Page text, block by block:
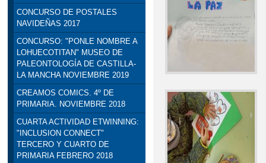
CONCURSO DE POSTALES
NAVIDEÑAS 2017
CONCURSO: "PONLE NOMBRE A
LOHUECOTITAN" MUSEO DE
PALEONTOLOGÍA DE CASTILLA-
LA MANCHA NOVIEMBRE 2019
CREAMOS COMICS. 4º DE
PRIMARIA. NOVIEMBRE 2018
CUARTA ACTIVIDAD ETWINNING:
"INCLUSION CONNECT"
TERCERO Y CUARTO DE
PRIMARIA FEBRERO 2018